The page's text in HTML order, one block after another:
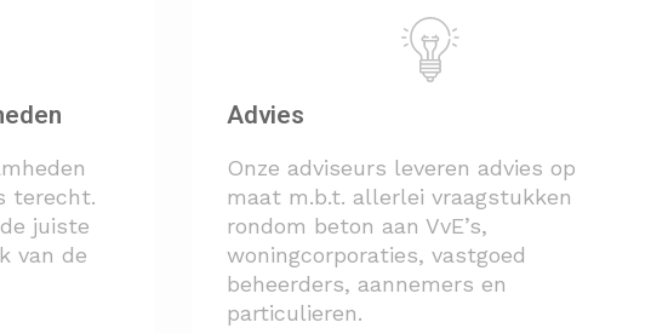
terecht.
juiste
van de
Advies
Onze adviseurs leveren advies op
maat m.b.t. allerlei vraagstukken
rondom beton aan VvE’s,
woningcorporaties, vastgoed
beheerders, aannemers en
particulieren.